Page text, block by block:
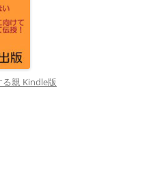
親 Kindle版